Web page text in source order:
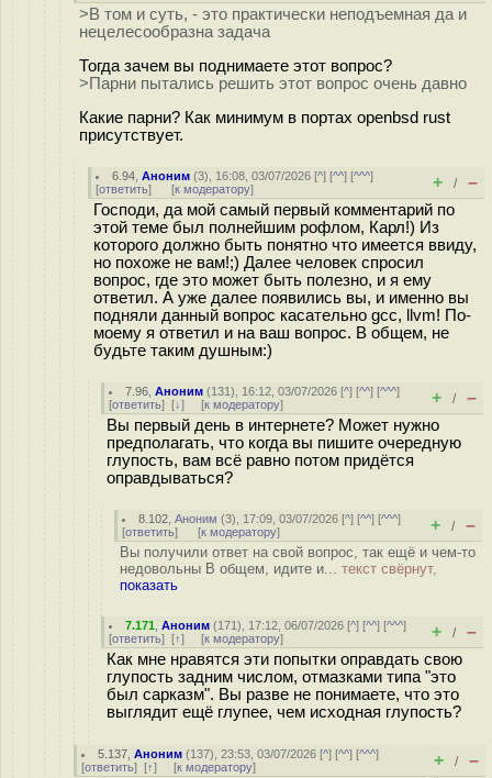
>В том и суть, - это практически неподъемная да и
нецелесообразна задача
Тогда зачем вы поднимаете этот вопрос?
>Парни пытались решить этот вопрос очень давно
Какие парни? Как минимум в портах openbsd rust
присутствует.
6.94 ,Аноним (3), 16:08, 03/07/2026 [^] [^^] [^^^]
[ответить] [к модератору] + / –
Господи, да мой самый первый комментарий по
этой теме был полнейшим рофлом, Карл!) Из
которого должно быть понятно что имеется ввиду,
но похоже не вам!;) Далее человек спросил
вопрос, где это может быть полезно, и я ему
ответил. А уже далее появились вы, и именно вы
подняли данный вопрос касательно gcc, llvm! По-
моему я ответил и на ваш вопрос. В общем, не
будьте таким душным:)
7.96 ,Аноним (131), 16:12, 03/07/2026 [^] [^^] [^^^]
[ответить] [↓] [к модератору] + / –
Вы первый день в интернете? Может нужно
предполагать, что когда вы пишите очередную
глупость, вам всё равно потом придётся
оправдываться?
8.102 ,Аноним (3), 17:09, 03/07/2026 [^] [^^] [^^^]
[ответить] [к модератору] + / –
Вы получили ответ на свой вопрос, так ещё и чем-то
недовольны В общем, идите и... текст свёрнут,
показать
7.171 ,Аноним (171), 17:12, 06/07/2026 [^] [^^] [^^^]
[ответить] [↑] [к модератору] + / –
Как мне нравятся эти попытки оправдать свою
глупость задним числом, отмазками типа "это
был сарказм". Вы разве не понимаете, что это
выглядит ещё глупее, чем исходная глупость?
5.137 ,Аноним (137), 23:53, 03/07/2026 [^] [^^] [^^^]
[ответить] [↑] [к модератору] + / –